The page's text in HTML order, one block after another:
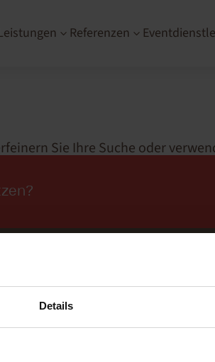
Details
3
Referenzen
3
Sie Ihre Suche oder